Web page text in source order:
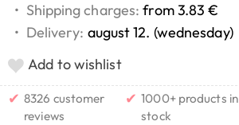
• Shipping charges:from 3.83 €
• Delivery: august 12. (wednesday)
Add to wishlist
✔ 8326 customer
reviews
✔ 1000+ products in
stock